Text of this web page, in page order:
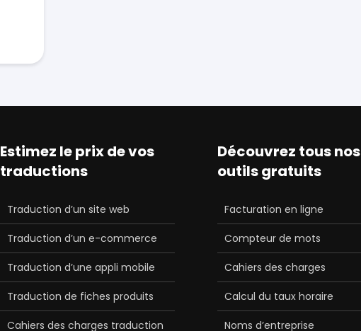
Estimez le prix de vos
traductions
Traduction d’un site web
Traduction d’un e-commerce
Traduction d’une appli mobile
Traduction de fiches produits
Cahiers des charges traduction
Découvrez tous nos
outils gratuits
Facturation en ligne
Compteur de mots
Cahiers des charges
Calcul du taux horaire
Noms d’entreprise